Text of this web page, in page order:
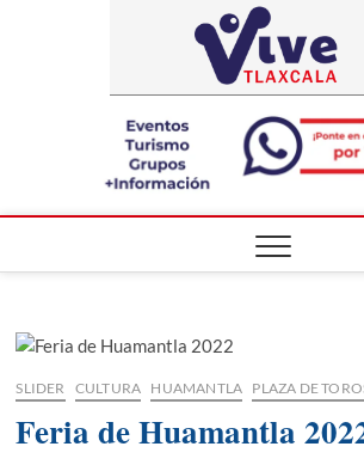
SLIDER CULTURA HUAMANTLA PLAZA DE
Feria de Huamantla